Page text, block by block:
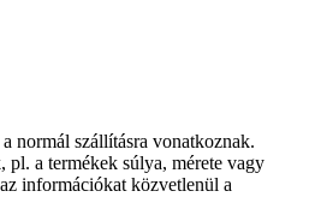
normál szállításra vonatkoznak.
pl. a termékek súlya, mérete vagy
információkat közvetlenül a